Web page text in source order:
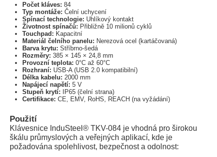
Počet kláves: 84
Typ montáže: Čelní uchycení
Spínací technologie: Uhlíkový kontakt
Životnost spínačů: Přibližně 10 milionů cyklů
Touchpad: Kapacitní
Materiál čelního panelu: Nerezová ocel (kartáčovaná)
Barva krytu: Stříbrno-šedá
Rozměry: 385 × 145 × 24,8 mm
Provozní teplota: 0°C až 60°C
Rozhraní: USB-A (USB 2.0 kompatibilní)
Délka kabelu: 2000 mm
Napájecí napětí: 5 V
Stupeň krytí: IP65 (čelní strana)
Certifikace: CE, EMV, RoHS, REACH (na vyžádání)
Použití
Klávesnice InduSteel® TKV-084 je vhodná pro širokou
škálu průmyslových a veřejných aplikací, kde je
požadována spolehlivost, bezpečnost a odolnost: